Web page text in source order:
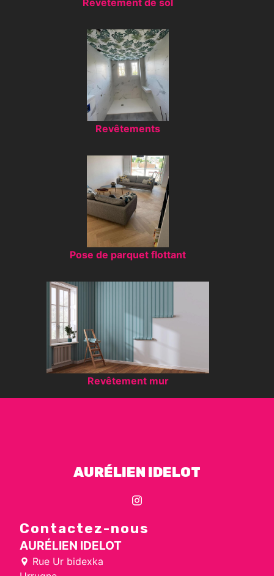
Revêtements
Pose de parquet flottant
Revêtement mur
AURÉLIEN IDELOT
Contactez-nous
AURÉLIEN IDELOT
Rue Ur bidexka